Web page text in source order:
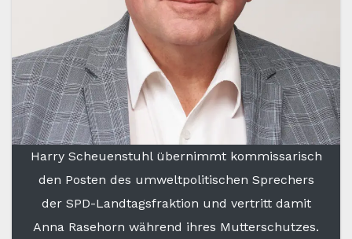
Harry Scheuenstuhl übernimmt kommissarisch
den Posten des umweltpolitischen Sprechers
der SPD-Landtagsfraktion und vertritt damit
Anna Rasehorn während ihres Mutterschutzes.